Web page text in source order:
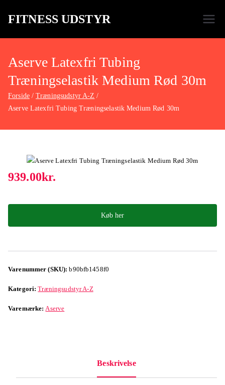
FITNESS UDSTYR
Aserve Latexfri Tubing
Træningselastik Medium Rød 30m
Forside
Træningsudstyr A-Z
Aserve Latexfri Tubing Træningselastik Medium Rød 30m
939.00kr.
Køb her
Varenummer (SKU):b90bfb1458f0
Kategori:Træningsudstyr A-Z
Varemærke: Aserve
Beskrivelse